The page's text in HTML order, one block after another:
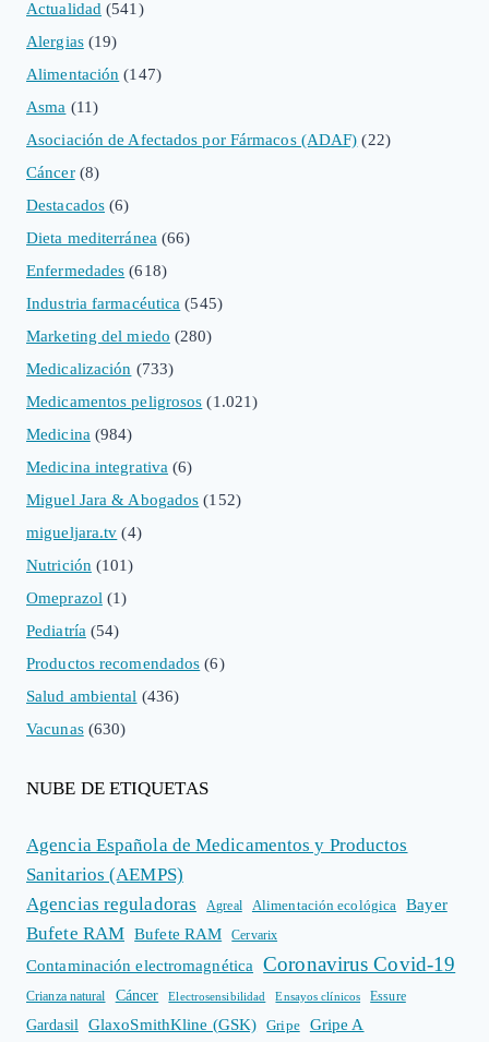
Actualidad (541)
Alergias(19)
Alimentación (147)
Asma (11)
Asociación de Afectados por Fármacos (ADAF) (22)
Cáncer(8)
Destacados (6)
Dieta mediterránea (66)
Enfermedades (618)
Industria farmacéutica (545)
Marketing del miedo (280)
Medicalización (733)
Medicamentos peligrosos (1.021)
Medicina (984)
Medicina integrativa (6)
Miguel Jara & Abogados (152)
migueljara.tv (4)
Nutrición (101)
Omeprazol (1)
Pediatría (54)
Productos recomendados (6)
Salud ambiental (436)
Vacunas(630)
NUBE DE ETIQUETAS
Agencia Española de Medicamentos y Productos
Sanitarios (AEMPS)
Agencias reguladoras
Agreal Alimentación ecológica Bayer
Bufete RAM Bufete RAM Cervarix
Contaminación electromagnética Coronavirus Covid-19
Crianza natural Cáncer Electrosensibilidad Ensayos clínicos Essure
Gardasil GlaxoSmithKline (GSK) Gripe Gripe A